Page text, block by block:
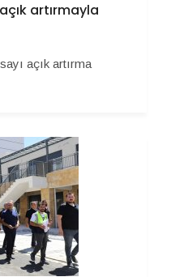
artırmayla
açık artırma